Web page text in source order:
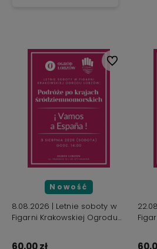
Nowość
8.08.2026 | Letnie soboty w
Figarni Krakowskiej Ogrodu
śródziemnomorskich |
60,00 zł
Do ulubionych